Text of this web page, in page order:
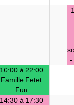
-
16:00 à 22:00
Famille Fetet
Fun
14:30 à 17:30